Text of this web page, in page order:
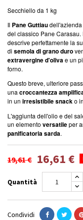
Secchiello da 1 kg
Il Pane Guttiaudell'azienda
del classico Pane
descrive perfettamente la
di semola di grano duro
extravergine d'olivae un
forno.
Questo breve, ulteriore
una croccantezza
in un irresistibile snacko
L'aggiunta dell'olio e del
un elemento versatileper
panificatoria sarda.
19,61 € 16,61 €
Quantità
Condividi